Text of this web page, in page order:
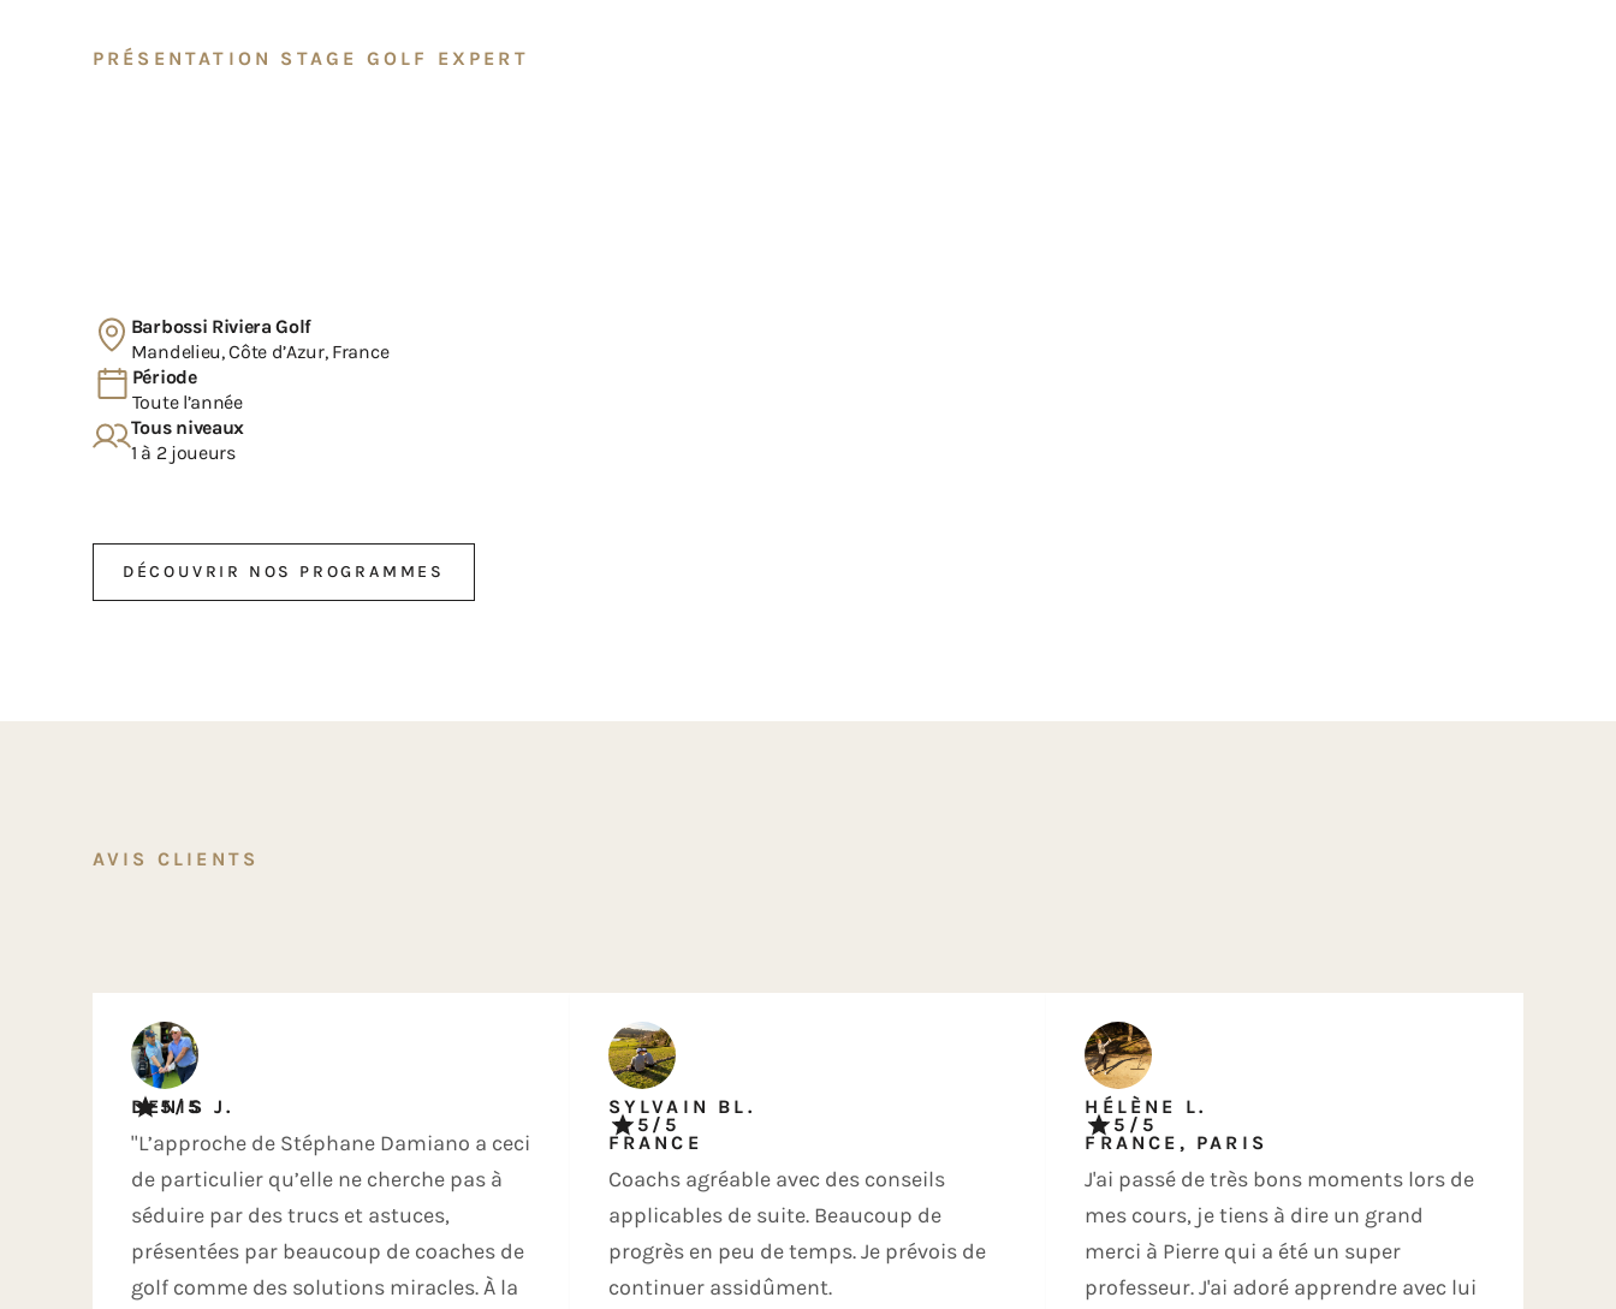
PRÉSENTATION STAGE GOLF EXPERT
Barbossi Riviera Golf
Mandelieu, Côte d’Azur, France
Période
Toute l’année
Tous niveaux
1 à 2 joueurs
DÉCOUVRIR NOS PROGRAMMES
AVIS CLIENTS
DENIS J.
5/5
"L’approche de Stéphane Damiano a ceci
de particulier qu’elle ne cherche pas à
séduire par des trucs et astuces,
présentées par beaucoup de coaches de
golf comme des solutions miracles. À la
SYLVAIN BL.
FRANCE
5/5
Coachs agréable avec des conseils
applicables de suite. Beaucoup de
progrès en peu de temps. Je prévois de
continuer assidûment.
HÉLÈNE L.
FRANCE, PARIS
5/5
J'ai passé de très bons moments lors de
mes cours, je tiens à dire un grand
merci à Pierre qui a été un super
professeur. J'ai adoré apprendre avec lui